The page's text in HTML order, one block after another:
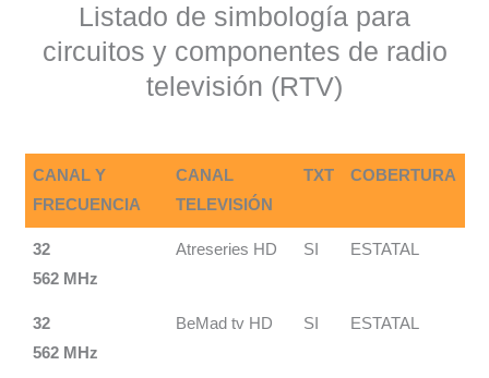
Listado de simbología para
circuitos y componentes de radio
televisión (RTV)
CANAL Y
FRECUENCIA
CANAL
TELEVISIÓN
TXT COBERTURA
32
562 MHz
Atreseries HD SI ESTATAL
32
562 MHz
BeMad tv HD SI ESTATAL